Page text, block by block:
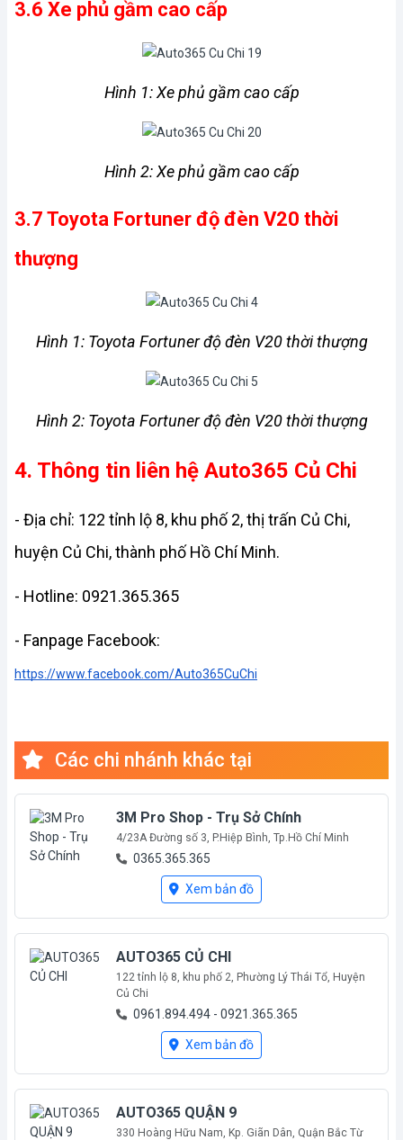
3.6 Xe phủ gầm cao cấp
Hình 1: Xe phủ gầm cao cấp
Hình 2: Xe phủ gầm cao cấp
3.7 Toyota Fortuner độ đèn V20 thời
thượng
Hình 1: Toyota Fortuner độ đèn V20 thời thượng
Hình 2: Toyota Fortuner độ đèn V20 thời thượng
4. Thông tin liên hệ Auto365 Củ Chi
- Địa chỉ: 122 tỉnh lộ 8, khu phố 2, thị trấn Củ Chi,
huyện Củ Chi, thành phố Hồ Chí Minh.
- Hotline: 0921.365.365
https://www.facebook.com/Auto365CuChi
Các chi nhánh khác tại
3M Pro Shop - Trụ Sở Chính
4/23A Đường số 3, P.Hiệp Bình, Tp.Hồ Chí Minh
0365.365.365
Xem bản đồ
AUTO365 CỦ CHI
122 tỉnh lộ 8, khu phố 2, Phường Lý Thái Tổ, Huyện
Củ Chi
0961.894.494 - 0921.365.365
Xem bản đồ
AUTO365 QUẬN 9
330 Hoàng Hữu Nam, Kp. Giãn Dân, Quận Bắc Từ